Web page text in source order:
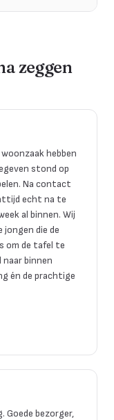
zeggen
hebben
stond op
Na contact
echt na te
al binnen. Wij
die de
om de tafel te
binnen
én de prachtige
bezorger,